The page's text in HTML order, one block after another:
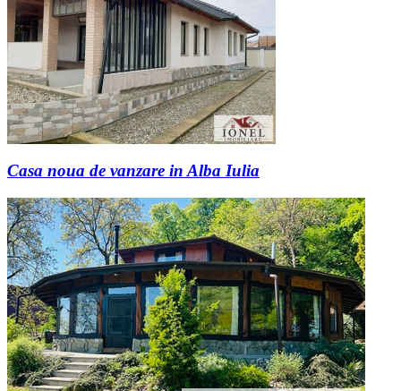
Casa noua de vanzare in Alba Iulia